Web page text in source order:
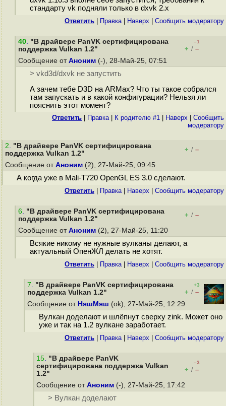
стандарту vk подняли только в dxvk 2.x
Ответить Правка| Наверх Cообщить модератору
40. "В драйвере PanVK сертифицирована
поддержка Vulkan 1.2"
–1
+ / –
Сообщение от Аноним (-), 28-Май-25, 07:51
> vkd3d/dxvk не запустить
А зачем тебе D3D на ARMах? Что ты такое собрался
там запускать и в какой конфигурации? Нельзя ли
пояснить этот момент?
Ответить Правка| К родителю #1 Наверх
Cообщить
модератору
2. "В драйвере PanVK сертифицирована
поддержка Vulkan 1.2"
+ / –
Сообщение от Аноним (2), 27-Май-25, 09:45
А когда уже в Mali-T720 OpenGL ES 3.0 сделают.
Ответить Правка| Наверх Cообщить модератору
6. "В драйвере PanVK сертифицирована
поддержка Vulkan 1.2"
+ / –
Сообщение от Аноним (2), 27-Май-25, 11:20
Всякие никому не нужные вулканы делают, а
актуальный ОпенЖЛ делать не хотят.
Ответить Правка| Наверх Cообщить модератору
7. "В драйвере PanVK сертифицирована
поддержка Vulkan 1.2"
+3
+ / –
Сообщение от НяшМяш (ok), 27-Май-25, 12:29
Вулкан доделают и шлёпнут сверху zink. Может оно
уже и так на 1.2 вулкане заработает.
Ответить Правка| Наверх Cообщить модератору
15. "В драйвере PanVK
сертифицирована поддержка Vulkan
1.2"
–3
+ / –
Сообщение от Аноним (-), 27-Май-25, 17:42
> Вулкан доделают